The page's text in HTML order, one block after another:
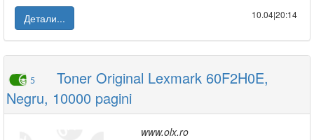
Детали...
10.04|20:14
5
Toner Original Lexmark 60F2H0E,
Negru, 10000 pagini
www.olx.ro